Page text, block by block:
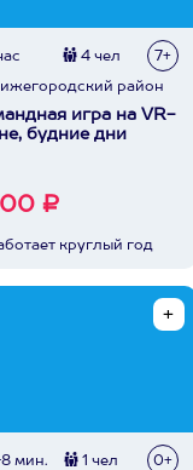
4 чел 7+
район
игра на VR-
будние дни
₽
круглый год
8 мин. 1 чел 0+